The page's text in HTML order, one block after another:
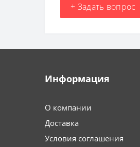
+ Задать вопрос
Информация
О компании
Доставка
Условия соглашения